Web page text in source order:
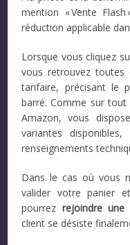
mention « Vente
réduction applicable
Lorsque vous cliquez
vous retrouvez toutes
tarifaire, précisant le
barré. Comme sur tout
Amazon, vous
variantes
renseignements
Dans le cas où vous
valider votre panier
pourrez rejoindre une
client se désiste